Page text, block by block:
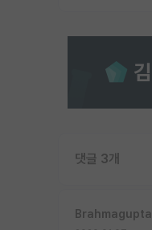
댓글 3개
Brahmagupta